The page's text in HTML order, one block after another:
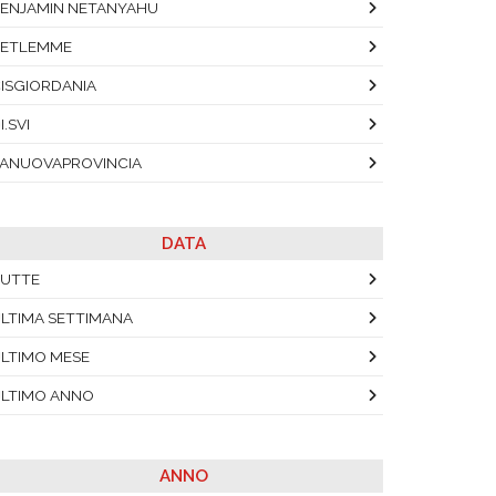
NETANYAHU
DATA
SETTIMANA
MESE
ANNO
ANNO